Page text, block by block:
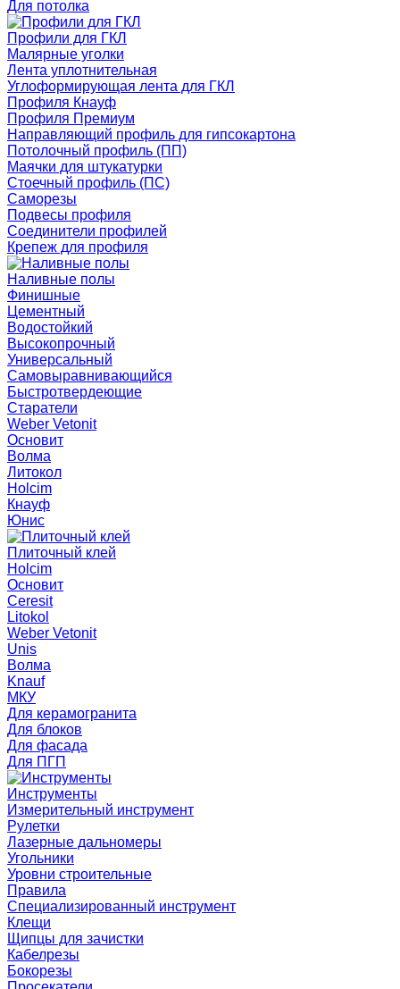
Для потолка
Профили для ГКЛ
Малярные уголки
Лента уплотнительная
Углоформирующая лента для ГКЛ
Профиля Кнауф
Профиля Премиум
Направляющий профиль для гипсокартона
Потолочный профиль (ПП)
Маячки для штукатурки
Стоечный профиль (ПС)
Саморезы
Подвесы профиля
Соединители профилей
Крепеж для профиля
Наливные полы
Финишные
Цементный
Водостойкий
Высокопрочный
Универсальный
Самовыравнивающийся
Быстротвердеющие
Старатели
Weber Vetonit
Основит
Волма
Литокол
Holcim
Кнауф
Юнис
Плиточный клей
Holcim
Основит
Ceresit
Litokol
Weber Vetonit
Unis
Волма
Knauf
МКУ
Для керамогранита
Для блоков
Для фасада
Для ПГП
Инструменты
Измерительный инструмент
Рулетки
Лазерные дальномеры
Угольники
Уровни строительные
Правила
Специализированный инструмент
Клещи
Щипцы для зачистки
Кабелрезы
Бокорезы